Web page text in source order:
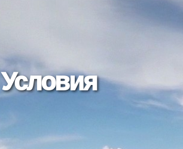
Условия